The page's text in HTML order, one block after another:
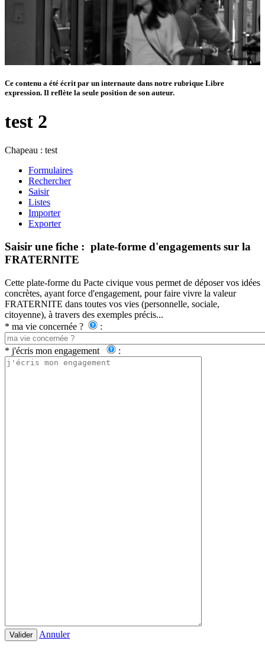
Ce contenu a été écrit par un internaute dans notre rubrique Libre
expression. Il reflète la seule position de son auteur.
test 2
Chapeau : test
Formulaires
Rechercher
Saisir
Listes
Importer
Exporter
Saisir une fiche : plate-forme d'engagements sur la
FRATERNITE
Cette plate-forme du Pacte civique vous permet de déposer vos idées
concrètes, ayant force d'engagement, pour faire vivre la valeur
FRATERNITE dans toutes vos vies (personnelle, sociale,
citoyenne), à travers des exemples précis...
* ma vie concernée ? :
* j'écris mon engagement :
Valider Annuler